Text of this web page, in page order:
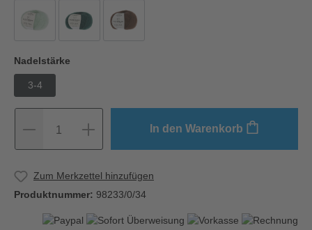
Nadelstärke
3-4
1 In den Warenkorb
Zum Merkzettel hinzufügen
Produktnummer: 98233/0/34